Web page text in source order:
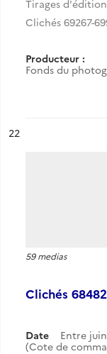
Tirages
Clichés 69267-
Producteur :
Fonds du
n°
22
59 medias
Clichés
Date Entre
(Cote de